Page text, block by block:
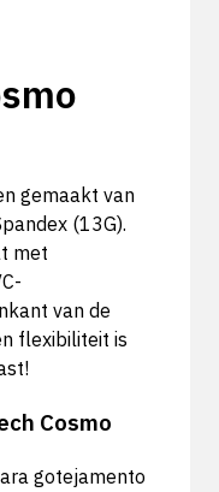
gemaakt van
(13G).
met
van de
flexibiliteit is
Cosmo
gotejamento